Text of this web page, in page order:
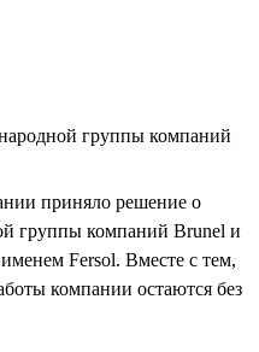
группы компаний
приняло решение о
группы компаний Brunel и
Fersol. Вместе с тем,
компании остаются без